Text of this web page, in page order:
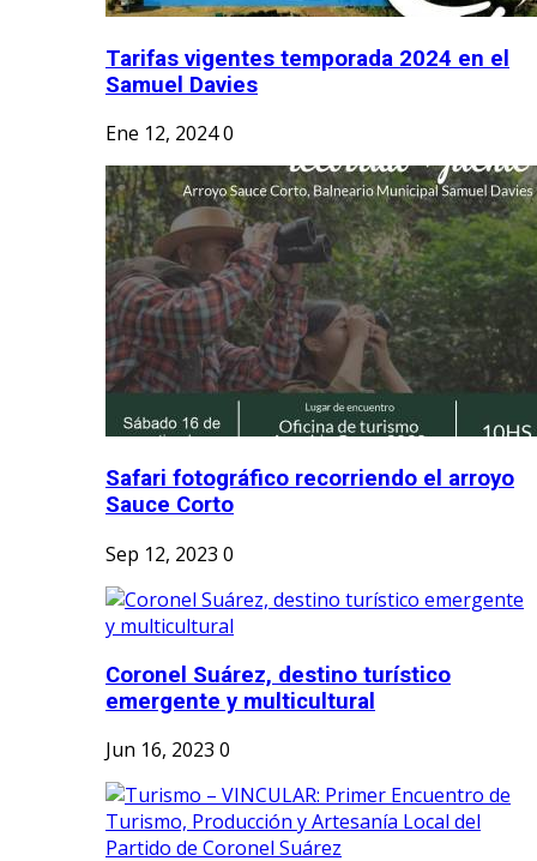
Tarifas vigentes temporada 2024 en el
Samuel Davies
Ene 12, 20240
Safari fotográfico recorriendo el arroyo
Sauce Corto
Sep 12, 2023 0
Coronel Suárez, destino turístico
emergente y multicultural
Jun 16, 2023 0